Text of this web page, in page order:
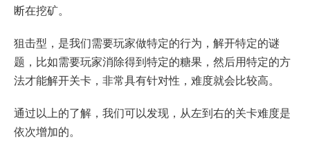
断在挖矿。
狙击型，是我们需要玩家做特定的行为，解开特定的谜
题，比如需要玩家消除得到特定的糖果，然后用特定的方
法才能解开关卡，非常具有针对性，难度就会比较高。
通过以上的了解，我们可以发现，从左到右的关卡难度是
依次增加的。